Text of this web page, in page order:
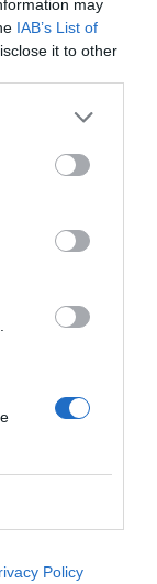
may
IAB’s List of
it to other
Policy
ΥΛΙΚΟ –
ΜΕΤΑΒΑΣΗ